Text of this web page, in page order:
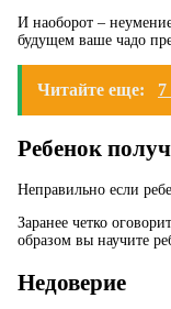
И наоборот –
будущем ваше чадо
Читайте еще:
Ребенок
Неправильно если
Заранее четко
образом вы научите
Недоверие